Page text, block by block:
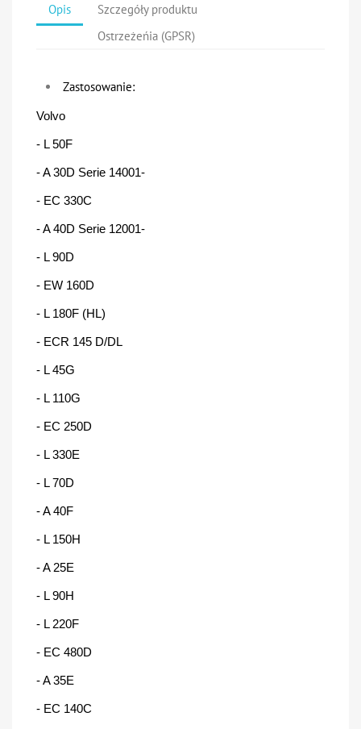
Opis
Szczegóły produktu
Ostrzeżeńia (GPSR)
Zastosowanie:
Volvo
- L 50F
- A 30D Serie 14001-
- EC 330C
- A 40D Serie 12001-
- L 90D
- EW 160D
- L 180F (HL)
- ECR 145 D/DL
- L 45G
- L 110G
- EC 250D
- L 330E
- L 70D
- A 40F
- L 150H
- A 25E
- L 90H
- L 220F
- EC 480D
- A 35E
- EC 140C